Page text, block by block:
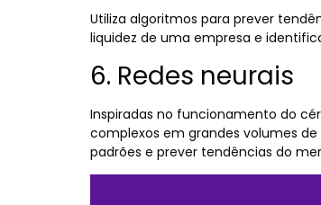
Utiliza algoritmos para prever
liquidez de uma empresa e
6. Redes neurais
Inspiradas no funcionamento do
complexos em grandes volumes
padrões e prever tendências do